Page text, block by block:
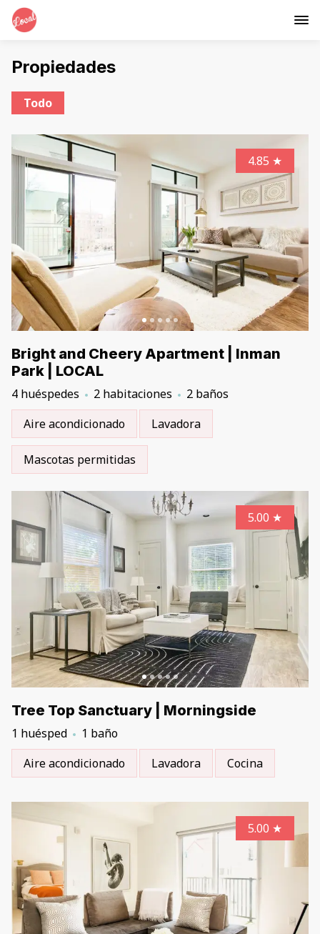
Propiedades
Todo
4.85 ★
Bright and Cheery Apartment | Inman
Park | LOCAL
4 huéspedes 2 habitaciones
2 baños
Aire acondicionado
Lavadora
Mascotas permitidas
5.00 ★
Tree Top Sanctuary | Morningside
1 huésped
1 baño
Aire acondicionado
Lavadora Cocina
5.00 ★